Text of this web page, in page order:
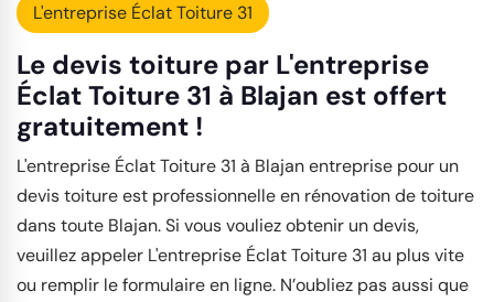
L'entreprise Éclat Toiture 31
Le devis toiture par L'entreprise
Éclat Toiture 31 à Blajan est offert
gratuitement !
L'entreprise Éclat Toiture 31 à Blajan entreprise pour un
devis toiture est professionnelle en rénovation de toiture
dans toute Blajan. Si vous vouliez obtenir un devis,
veuillez appeler L'entreprise Éclat Toiture 31 au plus vite
ou remplir le formulaire en ligne. N’oubliez pas aussi que